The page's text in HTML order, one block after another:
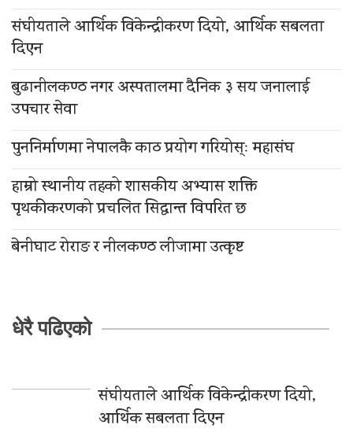
संघीयताले आर्थिक विकेन्द्रीकरण दियो, आर्थिक सबलता
दिएन
बुढानीलकण्ठ नगर अस्पतालमा दैनिक ३ सय जनालाई
उपचार सेवा
पुननिर्माणमा नेपालकै काठ प्रयोग गरियोस्ः महासंघ
हाम्रो स्थानीय तहको शासकीय अभ्यास शक्ति
पृथकीकरणको प्रचलित सिद्धान्त विपरित छ
बेनीघाट रोराङ र नीलकण्ठ लीजामा उत्कृष्ट
धेरै पढिएको
संघीयताले आर्थिक विकेन्द्रीकरण दियो,
आर्थिक सबलता दिएन